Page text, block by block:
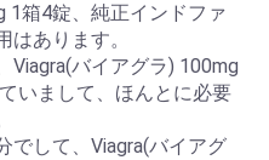
1箱4錠、純正インドファ
あります。
Viagra(バイアグラ) 100mg
いまして、ほんとに必要
でして、Viagra(バイアグ